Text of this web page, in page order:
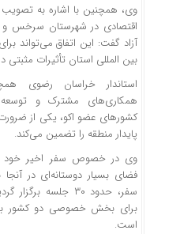
وی، همچنین با اشاره به تصویب
اقتصادی در شهرستان سرخس و
آزاد گفت: این اتفاق می‌تواند
بین المللی استان تأثیرات مثبتی
استاندار خراسان رضوی
همکاری‌های مشترک و توسعه
کشورهای عضو اکو، یکی از
پایدار منطقه را تضمین می‌کند.
وی در خصوص سفر اخیر خود
فضای بسیار دوستانه‌ای در
سفر، حدود ۳۰ جلسه
برای بخش خصوصی دو کشور
است.